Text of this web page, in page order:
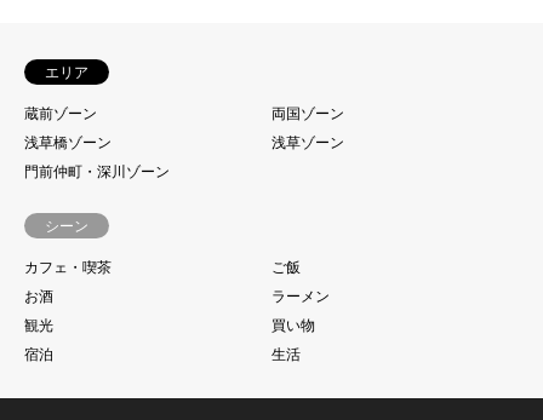
エリア
蔵前ゾーン
両国ゾーン
浅草橋ゾーン
浅草ゾーン
門前仲町・深川ゾーン
シーン
カフェ・喫茶
ご飯
お酒
ラーメン
観光
買い物
宿泊
生活